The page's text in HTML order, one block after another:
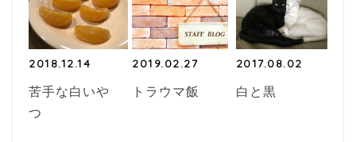
2018.12.14
苦手な白いや
つ
2019.02.27
トラウマ飯
2017.08.02
白と黒